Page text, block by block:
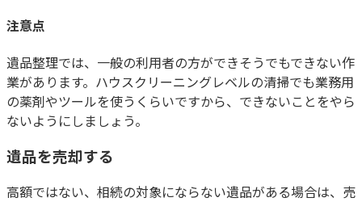
注意点
遺品整理では、一般の利用者の方ができそうでもできない作
業があります。ハウスクリーニングレベルの清掃でも業務用
の薬剤やツールを使うくらいですから、できないことをやら
ないようにしましょう。
遺品を売却する
高額ではない、相続の対象にならない遺品がある場合は、売